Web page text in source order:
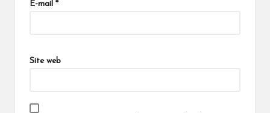
E-mail *
Site web